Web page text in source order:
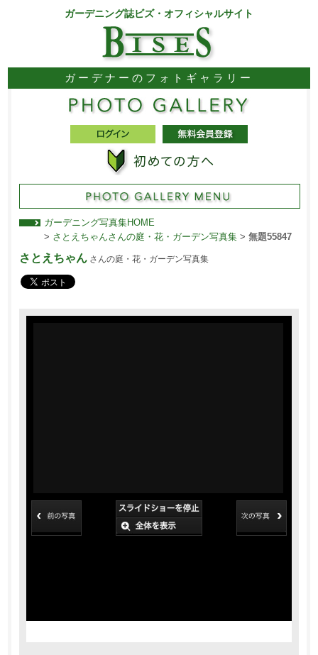
ガーデニング誌ビズ・オフィシャルサイト
ガーデナーのフォトギャラリー
ガーデニング写真集HOME
> さとえちゃんさんの庭・花・ガーデン写真集> 無題55847
さとえちゃんさんの庭・花・ガーデン写真集